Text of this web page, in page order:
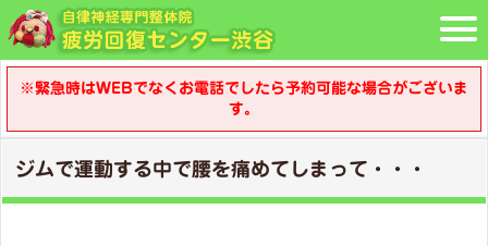
※緊急時はWEBでなくお電話でしたら予約可能な場合がございま
す。
ジムで運動する中で腰を痛めてしまって・・・